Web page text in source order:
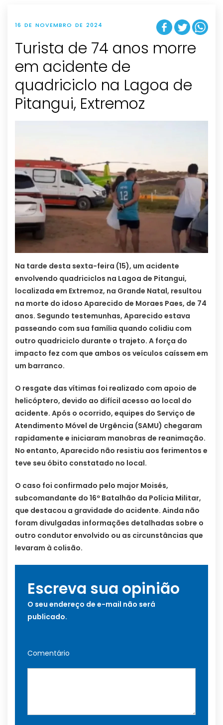
16 DE NOVEMBRO DE 2024
Turista de 74 anos morre
em acidente de
quadriciclo na Lagoa de
Pitangui, Extremoz
Na tarde desta sexta-feira (15), um acidente
envolvendo quadriciclos na Lagoa de Pitangui,
localizada em Extremoz, na Grande Natal, resultou
na morte do idoso Aparecido de Moraes Paes, de 74
anos. Segundo testemunhas, Aparecido estava
passeando com sua família quando colidiu com
outro quadriciclo durante o trajeto. A força do
impacto fez com que ambos os veículos caíssem em
um barranco.
O resgate das vítimas foi realizado com apoio de
helicóptero, devido ao difícil acesso ao local do
acidente. Após o ocorrido, equipes do Serviço de
Atendimento Móvel de Urgência (SAMU) chegaram
rapidamente e iniciaram manobras de reanimação.
No entanto, Aparecido não resistiu aos ferimentos e
teve seu óbito constatado no local.
O caso foi confirmado pelo major Moisés,
subcomandante do 16º Batalhão da Polícia Militar,
que destacou a gravidade do acidente. Ainda não
foram divulgadas informações detalhadas sobre o
outro condutor envolvido ou as circunstâncias que
levaram à colisão.
Escreva sua opinião
O seu endereço de e-mail não será
publicado.
Comentário